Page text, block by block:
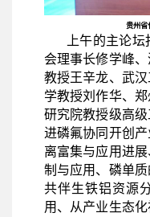
贵州省
上午的主论
会理事长修学峰
教授王辛龙、武
学教授刘作华、
研究院教授级高
进磷氟协同开创
离富集与应用进
制与应用、磷单
共伴生铁铝资源
用、从产业生态